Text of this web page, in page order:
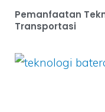
Pemanfaatan
Transportasi